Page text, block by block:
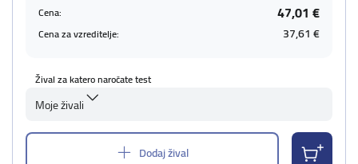
Cena: 47,01 €
Cena za vzreditelje: 37,61 €
Žival za katero naročate test
Moje živali
Dodaj žival